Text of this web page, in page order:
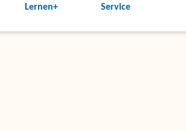
Lernen+ Service